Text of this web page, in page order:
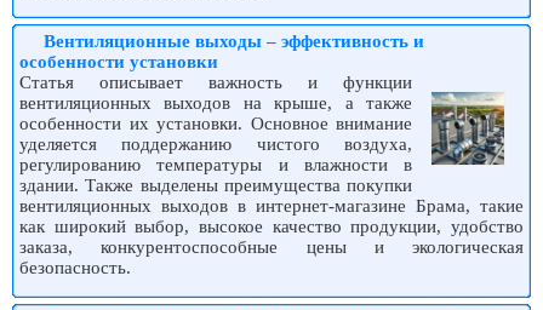
Вентиляционные выходы – эффективность и
особенности установки
Статья описывает важность и функции
вентиляционных выходов на крыше, а также
особенности их установки. Основное внимание
уделяется поддержанию чистого воздуха,
регулированию температуры и влажности в
здании. Также выделены преимущества покупки
вентиляционных выходов в интернет-магазине Брама, такие
как широкий выбор, высокое качество продукции, удобство
заказа, конкурентоспособные цены и экологическая
безопасность.